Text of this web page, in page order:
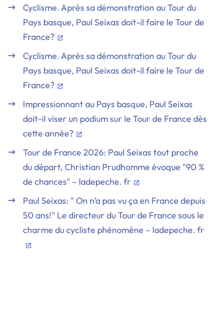
Cyclisme. Après sa démonstration au Tour du
Pays basque, Paul Seixas doit-il faire le Tour de
France?
Cyclisme. Après sa démonstration au Tour du
Pays basque, Paul Seixas doit-il faire le Tour de
France?
Impressionnant au Pays basque, Paul Seixas
doit-il viser un podium sur le Tour de France dès
cette année?
Tour de France 2026: Paul Seixas tout proche
du départ, Christian Prudhomme évoque "90 %
de chances" – ladepeche. fr
Paul Seixas: " On n’a pas vu ça en France depuis
50 ans!" Le directeur du Tour de France sous le
charme du cycliste phénomène – ladepeche. fr